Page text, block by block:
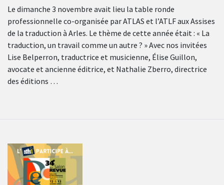
Le dimanche 3 novembre avait lieu la table ronde
professionnelle co-organisée par ATLAS et l’ATLF aux Assises
de la traduction à Arles. Le thème de cette année était : « La
traduction, un travail comme un autre ? » Avec nos invitées
Lise Belperron, traductrice et musicienne, Élise Guillon,
avocate et ancienne éditrice, et Nathalie Zberro, directrice
des éditions …